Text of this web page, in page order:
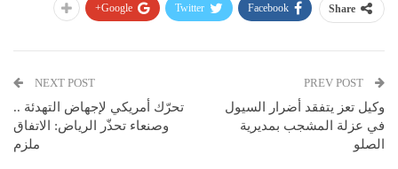
Share
Facebook
Twitter
Google+
وكيل تعز يتفقد أضرار السيول
في عزلة المشجب بمديرية
الصلو
NEXT POST
تحرّك أمريكي لإجهاض التهدئة ..
وصنعاء تحذّر الرياض: الاتفاق
ملزم